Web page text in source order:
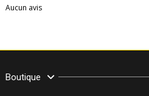
Aucun avis
Boutique